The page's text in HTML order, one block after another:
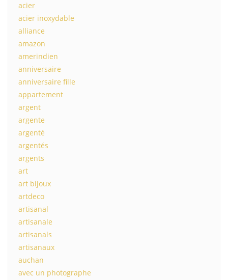
acier
acier inoxydable
alliance
amazon
amerindien
anniversaire
anniversaire fille
appartement
argent
argente
argenté
argentés
argents
art
art bijoux
artdeco
artisanal
artisanale
artisanals
artisanaux
auchan
avec un photographe